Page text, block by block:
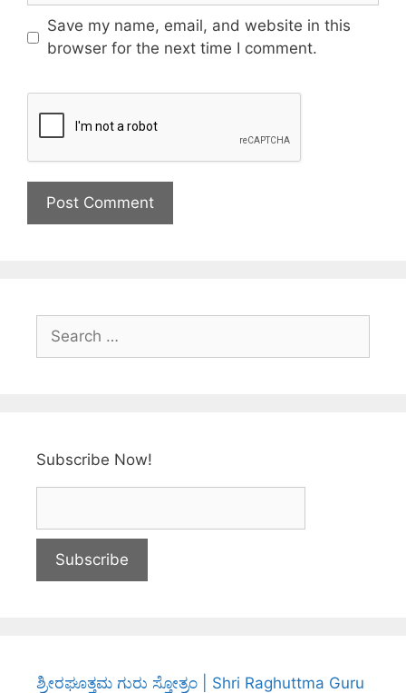
Save my name, email, and website in this
browser for the next time I comment.
Subscribe Now!
ಶ್ರೀರಘೂತ್ತಮ ಗುರು ಸ್ತೋತ್ರಂ | Shri Raghuttma Guru